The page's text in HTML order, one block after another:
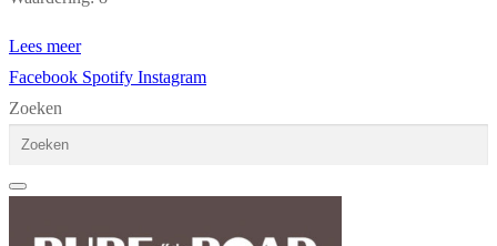
Lees meer
Facebook Spotify Instagram
Zoeken